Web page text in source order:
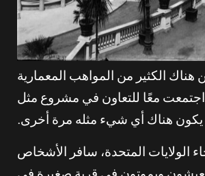
هناك الكثير من المواهب المعمارية
اجتمعت معًا للتعاون في مشروع مثل
يكون هناك أي شيء مثله مرة أخرى.
الولايات المتحدة، سافر الأشخاص